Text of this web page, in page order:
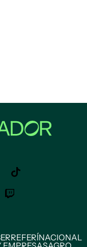
REFERÍNACIONAL